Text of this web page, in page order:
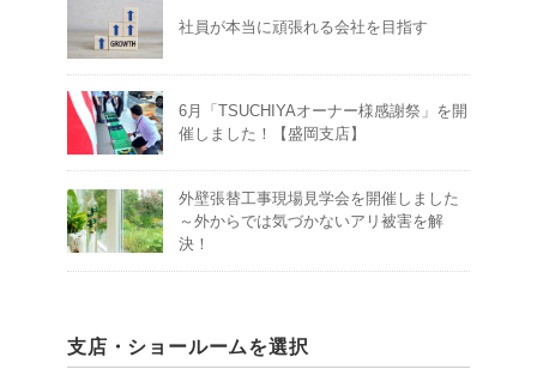
社員が本当に頑張れる会社を目指す
6月「TSUCHIYAオーナー様感謝祭」を開
催しました！【盛岡支店】
外壁張替工事現場見学会を開催しました
～外からでは気づかないアリ被害を解
決！
支店・ショールームを選択